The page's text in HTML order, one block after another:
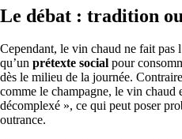
Le débat : tradition
Cependant, le vin chaud ne fait pas
qu’un prétexte social pour
dès le milieu de la journée.
comme le champagne, le vin chaud
décomplexé », ce qui peut poser
outrance.